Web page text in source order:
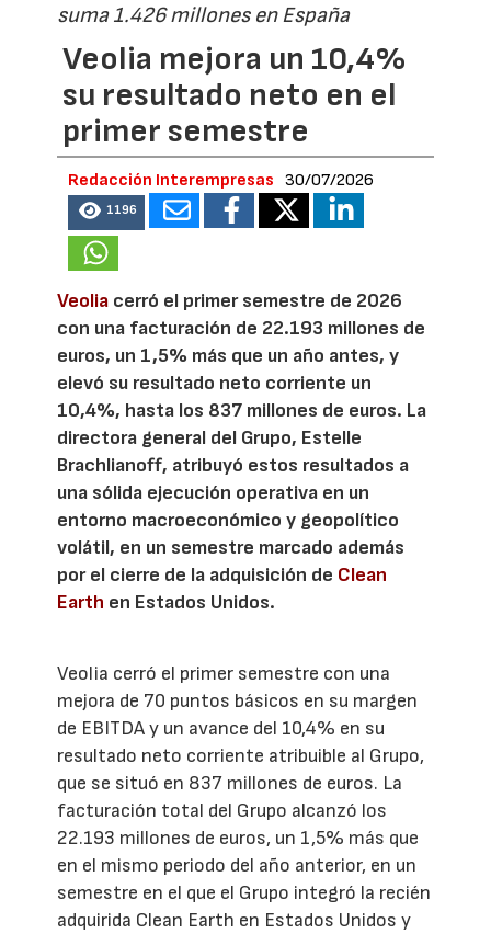
suma 1.426 millones en España
Veolia mejora un 10,4%
su resultado neto en el
primer semestre
Redacción Interempresas 30/07/2026
1196
Veolia cerró el primer semestre de 2026
con una facturación de 22.193 millones de
euros, un 1,5% más que un año antes, y
elevó su resultado neto corriente un
10,4%, hasta los 837 millones de euros. La
directora general del Grupo, Estelle
Brachlianoff, atribuyó estos resultados a
una sólida ejecución operativa en un
entorno macroeconómico y geopolítico
volátil, en un semestre marcado además
por el cierre de la adquisición de Clean
Earth en Estados Unidos.
Veolia cerró el primer semestre con una
mejora de 70 puntos básicos en su margen
de EBITDA y un avance del 10,4% en su
resultado neto corriente atribuible al Grupo,
que se situó en 837 millones de euros. La
facturación total del Grupo alcanzó los
22.193 millones de euros, un 1,5% más que
en el mismo periodo del año anterior, en un
semestre en el que el Grupo integró la recién
adquirida Clean Earth en Estados Unidos y